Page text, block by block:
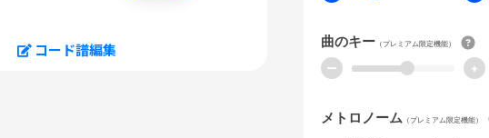
コード譜編集 曲のキー （プレミアム限定機能）
ー +
メトロノーム （プレミアム限定機能）